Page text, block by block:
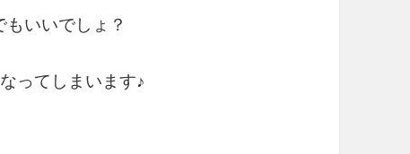
いいでしょ？
ってしまいます♪